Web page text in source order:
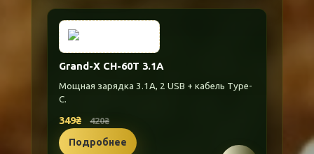
Grand-X CH-60T 3.1A
Мощная зарядка 3.1A, 2 USB + кабель Type-
C.
349₴ 420₴
Подробнее